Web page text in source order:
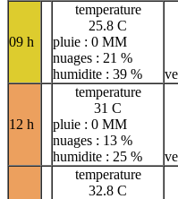
09 h
temperature
25.8 C
pluie : 0 MM
nuages : 21 %
humidite : 39 %
12 h
temperature
31 C
pluie : 0 MM
nuages : 13 %
humidite : 25 %
temperature
32.8 C